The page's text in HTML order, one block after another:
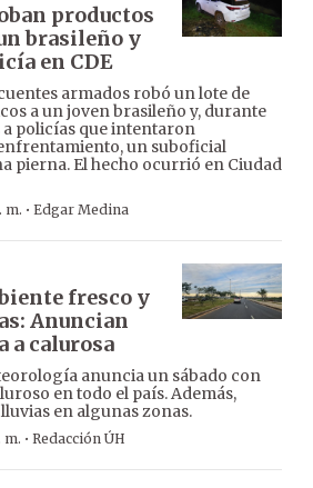
productos
brasileño y
en CDE
armados robó un lote de
a un joven brasileño y, durante
a policías que intentaron
un suboficial
pierna. El hecho ocurrió en Ciudad
m. · Edgar Medina
fresco y
Anuncian
a calurosa
anuncia un sábado con
en todo el país. Además,
en algunas zonas.
m. · Redacción ÚH